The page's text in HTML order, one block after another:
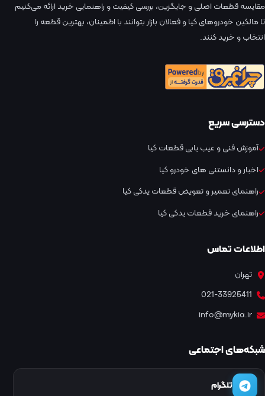
مقایسه قطعات اصلی و جایگزین، بررسی کیفیت و راهنمایی خرید ارائه می‌کنیم
تا مالکین خودروهای کیا و فعالان بازار بتوانند با اطمینان، بهترین قطعه را
انتخاب و خرید کنند.
دسترسی سریع
آموزش فنی و عیب یابی قطعات کیا
اخبار و دانستنی های خودرو کیا
راهنمای تعمیر و تعویض قطعات یدکی کیا
راهنمای خرید قطعات یدکی کیا
اطلاعات تماس
تهران
021-33925411
info@mykia.ir
شبکه‌های اجتماعی
تلگرام